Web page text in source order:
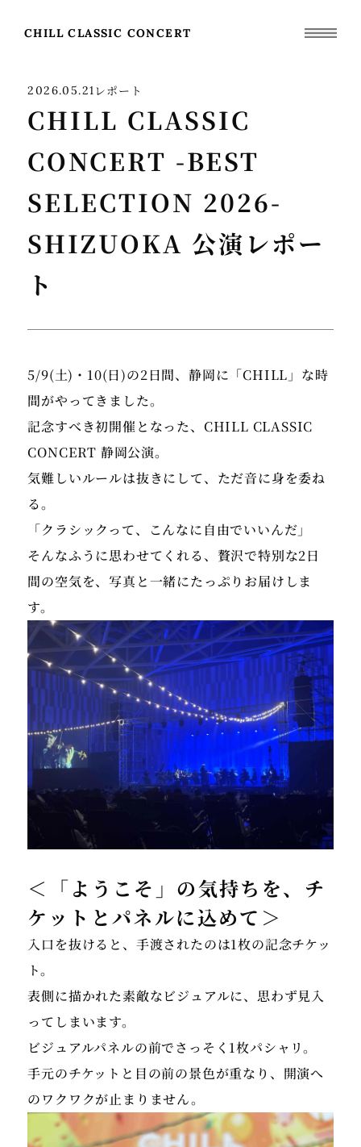
CHILL CLASSIC CONCERT
2026.05.21レポート
CHILL CLASSIC
CONCERT -BEST
SELECTION 2026-
SHIZUOKA 公演レポー
ト
5/9(土)・10(日)の2日間、静岡に「CHILL」な時
間がやってきました。
記念すべき初開催となった、CHILL CLASSIC
CONCERT 静岡公演。
気難しいルールは抜きにして、ただ音に身を委ね
る。
「クラシックって、こんなに自由でいいんだ」
そんなふうに思わせてくれる、贅沢で特別な2日
間の空気を、写真と一緒にたっぷりお届けしま
＜「ようこそ」の気持ちを、チ
ケットとパネルに込めて＞
入口を抜けると、手渡されたのは1枚の記念チケッ
ト。
表側に描かれた素敵なビジュアルに、思わず見入
ってしまいます。
ビジュアルパネルの前でさっそく1枚パシャリ。
手元のチケットと目の前の景色が重なり、開演へ